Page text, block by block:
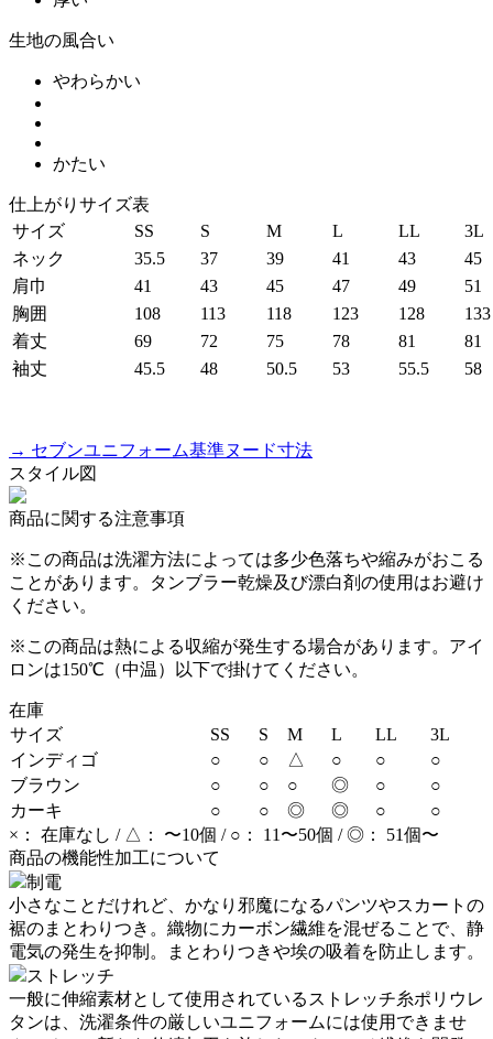
生地の風合い
やわらかい
かたい
仕上がりサイズ表
サイズ
SS S M L LL
3L
ネック
35.5 37 39 41 43
45
肩巾
41 43 45 47 49
51
胸囲
108 113 118 123 128
133
着丈
69 72 75 78 81
81
袖丈
45.5 48 50.5 53 55.5 58
→ セブンユニフォーム基準ヌード寸法
スタイル図
商品に関する注意事項
※この商品は洗濯方法によっては多少色落ちや縮みがおこる
ことがあります。タンブラー乾燥及び漂白剤の使用はお避け
ください。
※この商品は熱による収縮が発生する場合があります。アイ
ロンは150℃（中温）以下で掛けてください。
在庫
サイズ
SS S M L LL
3L
インディゴ
○ ○ △ ○ ○
○
ブラウン
○ ○ ○ ◎ ○
○
カーキ
○ ○ ◎ ◎ ○
○
×： 在庫なし / △： 〜10個 / ○： 11〜50個 / ◎： 51個〜
商品の機能性加工について
制電
小さなことだけれど、かなり邪魔になるパンツやスカートの
裾のまとわりつき。織物にカーボン繊維を混ぜることで、静
電気の発生を抑制。まとわりつきや埃の吸着を防止します。
ストレッチ
一般に伸縮素材として使用されているストレッチ糸ポリウレ
タンは、洗濯条件の厳しいユニフォームには使用できませ